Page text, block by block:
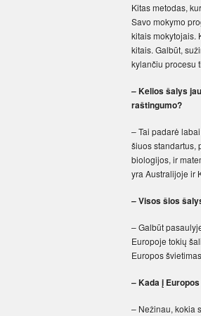
Kitas metodas,
Savo mokymo
kitais mokytojais.
kitais. Galbūt,
kylančiu procesu
– Kelios šalys
raštingumo?
– Tai padarė
šiuos standartus,
biologijos, ir
yra Australijoje ir
– Visos šios
– Galbūt
Europoje tokių
Europos
– Kada į
– Nežinau, kokia